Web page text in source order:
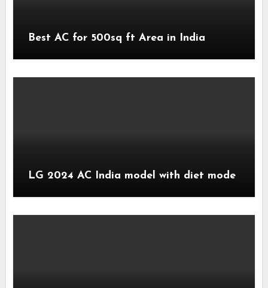
Best AC for 500sq ft Area in India
LG 2024 AC India model with diet mode